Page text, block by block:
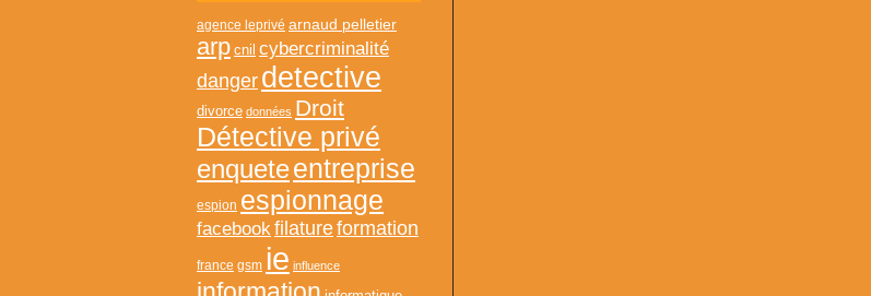
agence leprivé arnaud pelletier
arp cnil cybercriminalité
danger detective
divorce données Droit
Détective privé
enqueteentreprise
espion espionnage
facebook filatureformation
france gsm ie influence